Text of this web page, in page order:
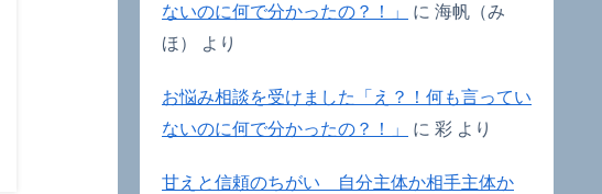
ないのに何で分かったの？！」
に 海帆（み
ほ）
より
お悩み相談を受けました「え？！何も言ってい
ないのに何で分かったの？！」
に 彩 より
甘えと信頼のちがい 自分主体か相手主体か